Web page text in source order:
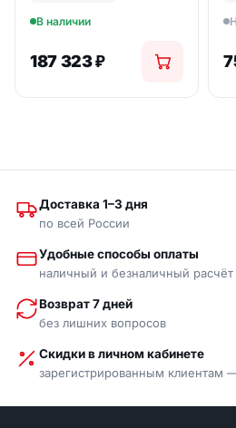
В наличии
187 323₽
Доставка 1–3 дня
по всей России
Удобные способы оплаты
наличный и безналичный расчёт
Возврат 7 дней
без лишних вопросов
Скидки в личном кабинете
зарегистрированным клиентам